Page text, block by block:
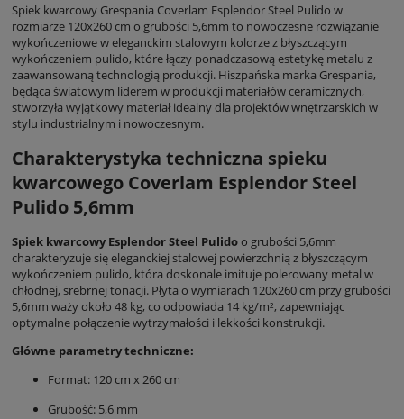
Spiek kwarcowy Grespania Coverlam Esplendor Steel Pulido w
rozmiarze 120x260 cm o grubości 5,6mm to nowoczesne rozwiązanie
wykończeniowe w eleganckim stalowym kolorze z błyszczącym
wykończeniem pulido, które łączy ponadczasową estetykę metalu z
zaawansowaną technologią produkcji. Hiszpańska marka Grespania,
będąca światowym liderem w produkcji materiałów ceramicznych,
stworzyła wyjątkowy materiał idealny dla projektów wnętrzarskich w
stylu industrialnym i nowoczesnym.
Charakterystyka techniczna spieku
kwarcowego Coverlam Esplendor Steel
Pulido 5,6mm
Spiek kwarcowy Esplendor Steel Pulidoo grubości 5,6mm
charakteryzuje się eleganckiej stalowej powierzchnią z błyszczącym
wykończeniem pulido, która doskonale imituje polerowany metal w
chłodnej, srebrnej tonacji. Płyta o wymiarach 120x260 cm przy grubości
5,6mm waży około 48 kg, co odpowiada 14 kg/m², zapewniając
optymalne połączenie wytrzymałości i lekkości konstrukcji.
Główne parametry techniczne:
Format: 120 cm x 260 cm
Grubość: 5,6 mm